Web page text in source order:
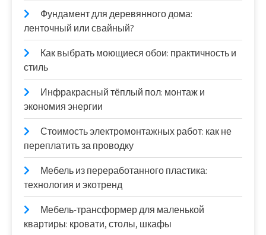
Фундамент для деревянного дома:
ленточный или свайный?
Как выбрать моющиеся обои: практичность и
стиль
Инфракрасный тёплый пол: монтаж и
экономия энергии
Стоимость электромонтажных работ: как не
переплатить за проводку
Мебель из переработанного пластика:
технология и экотренд
Мебель-трансформер для маленькой
квартиры: кровати, столы, шкафы